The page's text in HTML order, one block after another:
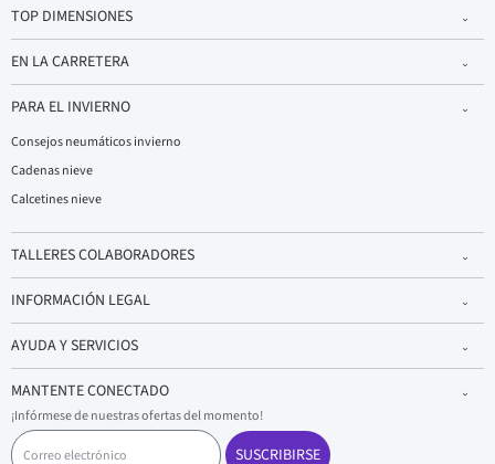
TOP DIMENSIONES
EN LA CARRETERA
PARA EL INVIERNO
Consejos neumáticos invierno
Cadenas nieve
Calcetines nieve
TALLERES COLABORADORES
INFORMACIÓN LEGAL
AYUDA Y SERVICIOS
MANTENTE CONECTADO
¡Infórmese de nuestras ofertas del momento!
C
o
SUSCRIBIRSE